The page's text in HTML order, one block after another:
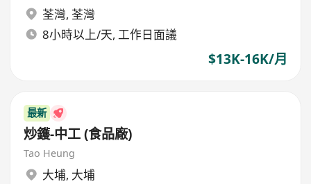
荃灣, 荃灣
8小時以上/天, 工作日面議
$13K-16K/月
最新
炒鑊-中工 (食品廠)
Tao Heung
大埔, 大埔